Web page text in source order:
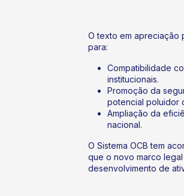
O texto em apreciação
para:
Compatibilidade
institucionais.
Promoção da
potencial poluidor
Ampliação da
nacional.
O Sistema OCB tem
que o novo marco
desenvolvimento de